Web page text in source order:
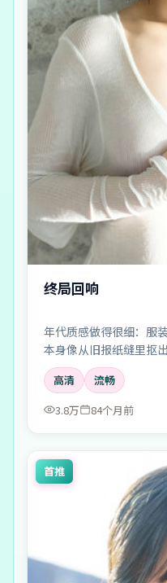
终局回响
年代质感做得很细：服
本身像从旧报纸缝里抠
高清
流畅
3.8万
84个月前
首推